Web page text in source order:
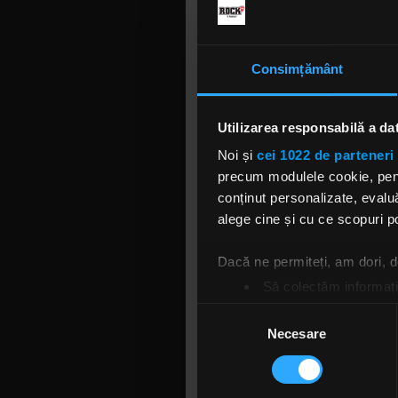
Consimțământ
Utilizarea responsabilă a
Noi și cei 1022 de
precum modulele cookie,
conținut personalizate,
alege cine și cu ce scopuri
Dacă ne permiteți, am dori,
Să colectăm
Găsiți mai multe informații
Vă puteți modifica sau
consimțământului
Necesare